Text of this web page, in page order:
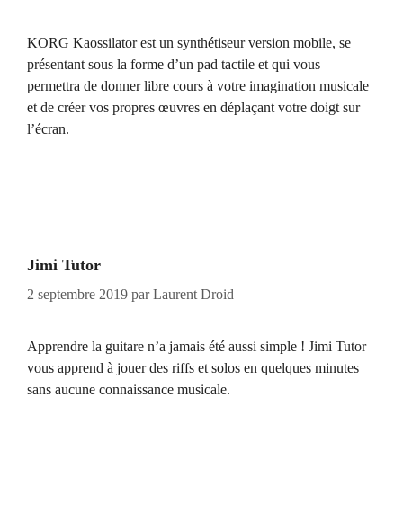
KORG Kaossilator est un synthétiseur version mobile, se
présentant sous la forme d’un pad tactile et qui vous
permettra de donner libre cours à votre imagination musicale
et de créer vos propres œuvres en déplaçant votre doigt sur
l’écran.
Jimi Tutor
2 septembre 2019 parLaurent Droid
Apprendre la guitare n’a jamais été aussi simple ! Jimi Tutor
vous apprend à jouer des riffs et solos en quelques minutes
sans aucune connaissance musicale.